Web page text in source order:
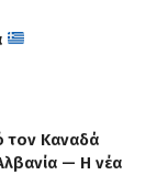
τον Καναδά
— Η νέα